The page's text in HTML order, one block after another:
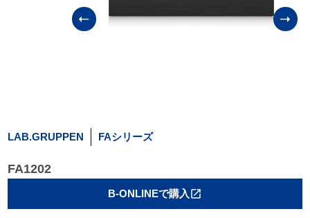
LAB.GRUPPEN FAシリーズ
FA1202
B-ONLINEで購入 open_in_new